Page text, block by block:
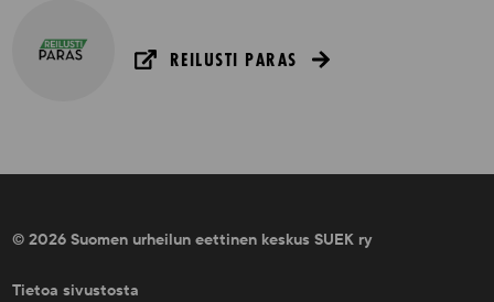
REILUSTI PARAS
© 2026 Suomen urheilun eettinen keskus SUEK ry
Tietoa sivustosta